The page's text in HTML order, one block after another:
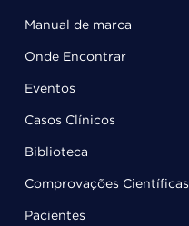
Manual de marca
Onde Encontrar
Eventos
Casos Clínicos
Biblioteca
Comprovações Científicas
Pacientes